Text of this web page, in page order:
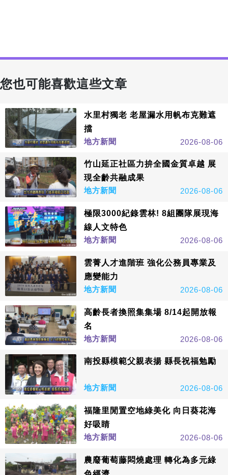
您也可能喜歡這些文章
水里村獨老 老屋漏水用帆布克難遮
擋
地方新聞
2026-08-06
竹山延正社區力拚全國金質卓越 展
現全齡共融成果
地方新聞
2026-08-06
極限3000紀錄雲林! 8組團隊展現海
線人文特色
地方新聞
2026-08-06
雲菁人才進階班 強化公務員專業及
應變能力
地方新聞
2026-08-06
高齡長者換照集集場 8/14起開放報
名
地方新聞
2026-08-06
南投縣模範父親表揚 縣長祝福勉勵
地方新聞 2026-08-06
福隆里閒置空地綠美化 向日葵花海
好吸睛
地方新聞
2026-08-06
農廢葡萄藤悶燒處理 轉化為多元綠